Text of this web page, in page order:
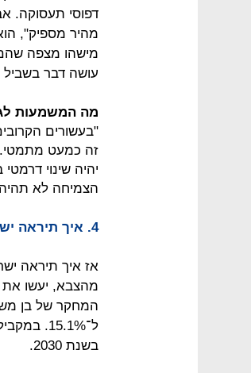
דפוסי תעסוקה.
מהיר מספיק",
מישהו מצפה
עושה דבר
מה המשמעות
"בעשורים
זה כמעט מתמטי.
יהיה שינוי
הצמיחה לא תהיה 3% בשנה, גם לא קרוב".
4. איך תיראה ישראל בשנת 2030?
מהצבא, יעשו את
בשנת 2030.